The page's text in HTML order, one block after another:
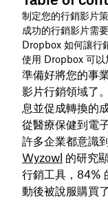
制定您的行銷影片
成功的行銷影片需
Dropbox 如何讓行
使用 Dropbox 可以
準備好將您的事
影片行銷領域了
息並促成轉換的
從醫療保健到電
許多企業都意識
Wyzowl 的研究
行銷工具，84%
動後被說服購買